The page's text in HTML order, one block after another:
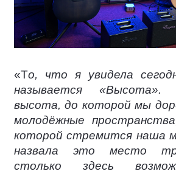
«То, что я увидела
называется
высота, до которой мы
молодёжные
которой стремится наша
назвала это место
столько здесь